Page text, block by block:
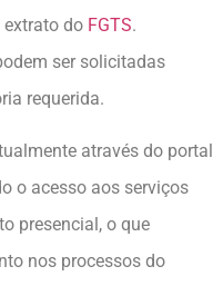
extrato do FGTS.
ser solicitadas
requerida.
através do portal
o acesso aos serviços
presencial, o que
nos processos do